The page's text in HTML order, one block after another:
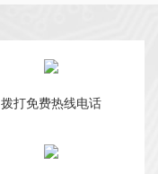
拨打免费热线电话